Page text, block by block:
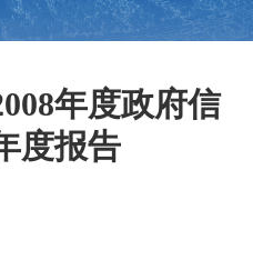
年度政府信
度报告